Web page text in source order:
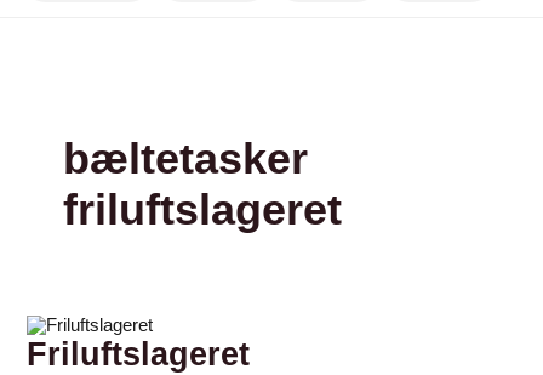
bæltetasker
friluftslageret
Friluftslageret